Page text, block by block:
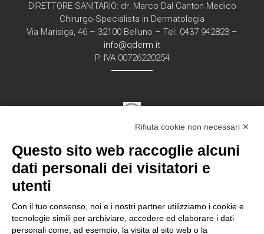
DIRETTORE SANITARIO: dr. Marco Dal Canton Medico
Chirurgo-Specialista in Dermatologia
Via Marisiga, 46 – 32100 Belluno – Tel. 0437 942823 –
info@qderm.it
P. IVA 00726220254
per la erogazione di servizi medici e chirurgici di
diagnosi e cura nell’ambito
della disciplina della Dermatologia in regime
Rifiuta cookie non necessari ✕
Questo sito web raccoglie alcuni
dati personali dei visitatori e
utenti
Con il tuo consenso, noi e i nostri partner utilizziamo i cookie e
tecnologie simili per archiviare, accedere ed elaborare i dati
personali come, ad esempio, la visita al sito web o la